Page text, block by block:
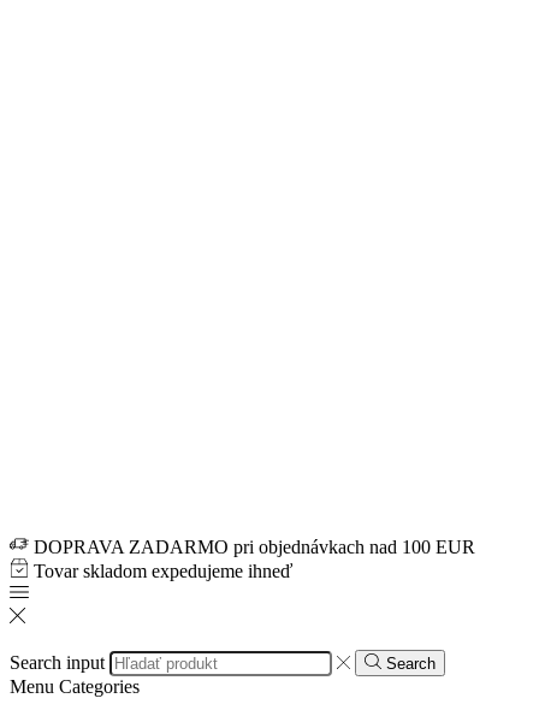
DOPRAVA ZADARMO pri objednávkach nad 100 EUR
Tovar skladom expedujeme ihneď
Search input Search
Menu Categories